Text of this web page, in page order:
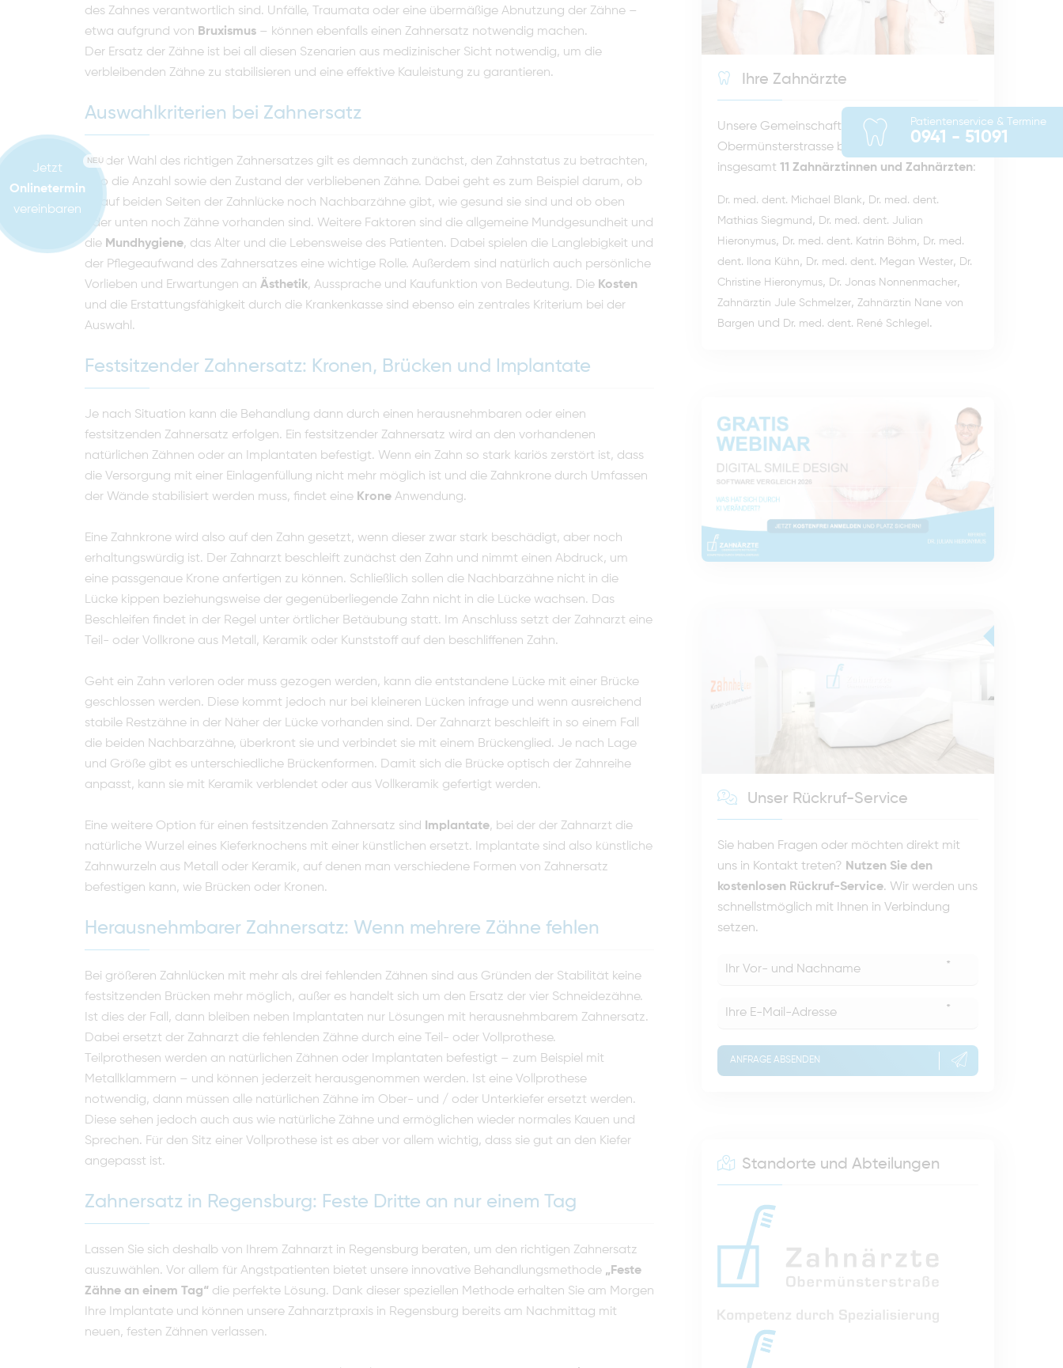
des Zahnes verantwortlich sind. Unfälle, Traumata oder eine übermäßige Abnutzung der Zähne –
etwa aufgrund von Bruxismus – können ebenfalls einen Zahnersatz notwendig machen.
Der Ersatz der Zähne ist bei all diesen Szenarien aus medizinischer Sicht notwendig, um die
verbleibenden Zähne zu stabilisieren und eine effektive Kauleistung zu garantieren.
Auswahlkriterien bei Zahnersatz
Bei der Wahl des richtigen Zahnersatzes gilt es demnach zunächst, den Zahnstatus zu betrachten,
also die Anzahl sowie den Zustand der verbliebenen Zähne. Dabei geht es zum Beispiel darum, ob
es auf beiden Seiten der Zahnlücke noch Nachbarzähne gibt, wie gesund sie sind und ob oben
oder unten noch Zähne vorhanden sind. Weitere Faktoren sind die allgemeine Mundgesundheit und
die Mundhygiene, das Alter und die Lebensweise des Patienten. Dabei spielen die Langlebigkeit und
der Pflegeaufwand des Zahnersatzes eine wichtige Rolle. Außerdem sind natürlich auch persönliche
Vorlieben und Erwartungen an Ästhetik, Aussprache und Kaufunktion von Bedeutung. Die Kosten
und die Erstattungsfähigkeit durch die Krankenkasse sind ebenso ein zentrales Kriterium bei der
Auswahl.
Festsitzender Zahnersatz: Kronen, Brücken und Implantate
Je nach Situation kann die Behandlung dann durch einen herausnehmbaren oder einen
festsitzenden Zahnersatz erfolgen. Ein festsitzender Zahnersatz wird an den vorhandenen
natürlichen Zähnen oder an Implantaten befestigt. Wenn ein Zahn so stark kariös zerstört ist, dass
die Versorgung mit einer Einlagenfüllung nicht mehr möglich ist und die Zahnkrone durch Umfassen
der Wände stabilisiert werden muss, findet eine Krone Anwendung.
Eine Zahnkrone wird also auf den Zahn gesetzt, wenn dieser zwar stark beschädigt, aber noch
erhaltungswürdig ist. Der Zahnarzt beschleift zunächst den Zahn und nimmt einen Abdruck, um
eine passgenaue Krone anfertigen zu können. Schließlich sollen die Nachbarzähne nicht in die
Lücke kippen beziehungsweise der gegenüberliegende Zahn nicht in die Lücke wachsen. Das
Beschleifen findet in der Regel unter örtlicher Betäubung statt. Im Anschluss setzt der Zahnarzt eine
Teil- oder Vollkrone aus Metall, Keramik oder Kunststoff auf den beschliffenen Zahn.
Geht ein Zahn verloren oder muss gezogen werden, kann die entstandene Lücke mit einer Brücke
geschlossen werden. Diese kommt jedoch nur bei kleineren Lücken infrage und wenn ausreichend
stabile Restzähne in der Näher der Lücke vorhanden sind. Der Zahnarzt beschleift in so einem Fall
die beiden Nachbarzähne, überkront sie und verbindet sie mit einem Brückenglied. Je nach Lage
und Größe gibt es unterschiedliche Brückenformen. Damit sich die Brücke optisch der Zahnreihe
anpasst, kann sie mit Keramik verblendet oder aus Vollkeramik gefertigt werden.
Eine weitere Option für einen festsitzenden Zahnersatz sind Implantate, bei der der Zahnarzt die
natürliche Wurzel eines Kieferknochens mit einer künstlichen ersetzt. Implantate sind also künstliche
Zahnwurzeln aus Metall oder Keramik, auf denen man verschiedene Formen von Zahnersatz
befestigen kann, wie Brücken oder Kronen.
Herausnehmbarer Zahnersatz: Wenn mehrere Zähne fehlen
Bei größeren Zahnlücken mit mehr als drei fehlenden Zähnen sind aus Gründen der Stabilität keine
festsitzenden Brücken mehr möglich, außer es handelt sich um den Ersatz der vier Schneidezähne.
Ist dies der Fall, dann bleiben neben Implantaten nur Lösungen mit herausnehmbarem Zahnersatz.
Dabei ersetzt der Zahnarzt die fehlenden Zähne durch eine Teil- oder Vollprothese.
Teilprothesen werden an natürlichen Zähnen oder Implantaten befestigt – zum Beispiel mit
Metallklammern – und können jederzeit herausgenommen werden. Ist eine Vollprothese
notwendig, dann müssen alle natürlichen Zähne im Ober- und / oder Unterkiefer ersetzt werden.
Diese sehen jedoch auch aus wie natürliche Zähne und ermöglichen wieder normales Kauen und
Sprechen. Für den Sitz einer Vollprothese ist es aber vor allem wichtig, dass sie gut an den Kiefer
angepasst ist.
Zahnersatz in Regensburg: Feste Dritte an nur einem Tag
Lassen Sie sich deshalb von Ihrem Zahnarzt in Regensburg beraten, um den richtigen Zahnersatz
auszuwählen. Vor allem für Angstpatienten bietet unsere innovative Behandlungsmethode „Feste
Zähne an einem Tag“ die perfekte Lösung. Dank dieser speziellen Methode erhalten Sie am Morgen
Ihre Implantate und können unsere Zahnarztpraxis in Regensburg bereits am Nachmittag mit
neuen, festen Zähnen verlassen.
Ihre Zahnärzte
Unsere Gemeinschaftspraxis in der
Obermünsterstrasse besteht aus
insgesamt 11 Zahnärztinnen und Zahnärzten:
Dr. med. dent. Michael Blank, Dr. med. dent.
Mathias Siegmund , Dr. med. dent. Julian
Hieronymus, Dr. med. dent. Katrin Böhm, Dr. med.
dent. Ilona Kühn, Dr. med. dent. Megan Wester, Dr.
Christine Hieronymus, Dr. Jonas Nonnenmacher,
Zahnärztin Jule Schmelzer, Zahnärztin Nane von
Bargen und Dr. med. dent. René Schlegel .
Unser Rückruf-Service
Sie haben Fragen oder möchten direkt mit
uns in Kontakt treten? Nutzen Sie den
kostenlosen Rückruf-Service. Wir werden uns
schnellstmöglich mit Ihnen in Verbindung
setzen.
*
*
ANFRAGE ABSENDEN
Standorte und Abteilungen
NEU
Jetzt
Onlinetermin
vereinbaren
Patientenservice & Termine
0941 - 51091